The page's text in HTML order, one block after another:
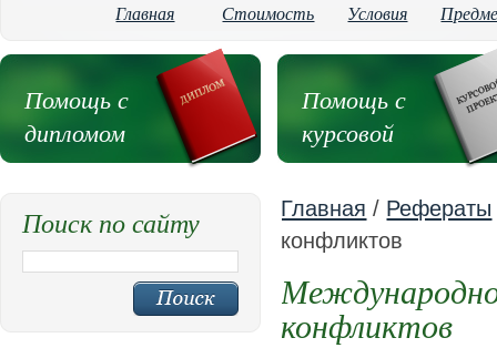
Главная Стоимость Условия
Помощь с
дипломом
Помощь с
курсовой
Главная / Рефераты
конфликтов
конфликтов
Поиск по сайту